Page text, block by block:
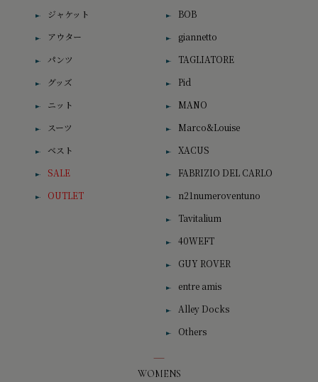
ジャケット
アウター
パンツ
グッズ
ニット
スーツ
ベスト
SALE
OUTLET
BOB
giannetto
TAGLIATORE
Pid
MANO
Marco&Louise
XACUS
FABRIZIO DEL CARLO
n21numeroventuno
Tavitalium
40WEFT
GUY ROVER
entre amis
Alley Docks
Others
WOMENS